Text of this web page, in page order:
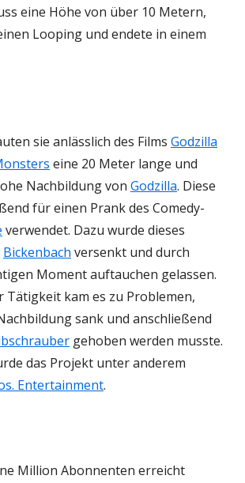
eine Höhe von über 10 Metern,
Looping und endete in einem
sie anlässlich des Films Godzilla
eine 20 Meter lange und
Nachbildung von Godzilla. Diese
für einen Prank des Comedy-
verwendet. Dazu wurde dieses
Bickenbach versenkt und durch
Moment auftauchen gelassen.
Tätigkeit kam es zu Problemen,
sank und anschließend
gehoben werden musste.
das Projekt unter anderem
Entertainment.
Million Abonnenten erreicht